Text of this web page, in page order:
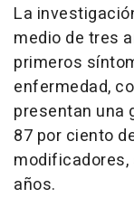
La
medio de tres
primeros
enfermedad,
presentan una
87 por ciento
años.